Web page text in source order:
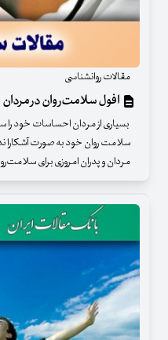
مقالات روانشناسی
افول سلامت‌روان در مردان
بسیاری از مردان احساسات خود را
سلامت روان خود به صورت آشکارا
مردان و پدران امروزی برای